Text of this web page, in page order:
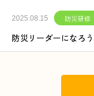
2025.08.15 防災研修
防災リーダーになろ